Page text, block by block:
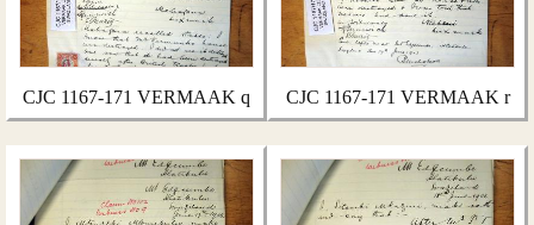
CJC 1167-171 VERMAAK q CJC 1167-171 VERMAAK r